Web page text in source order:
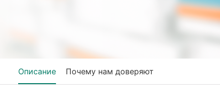
Описание Почему нам доверяют